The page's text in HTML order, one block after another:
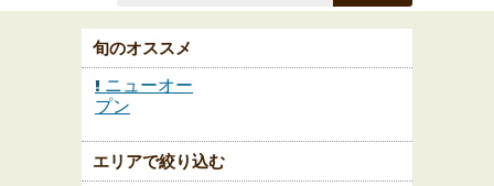
旬のオススメ
ニューオー
プン
エリアで絞り込む